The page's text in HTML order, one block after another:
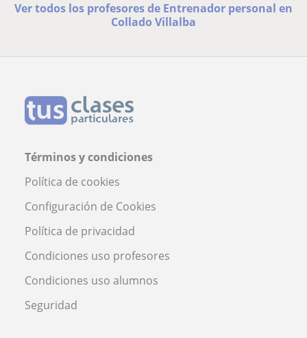
Ver todos los profesores de Entrenador personal en
Collado Villalba
Términos y condiciones
Política de cookies
Configuración de Cookies
Política de privacidad
Condiciones uso profesores
Condiciones uso alumnos
Seguridad